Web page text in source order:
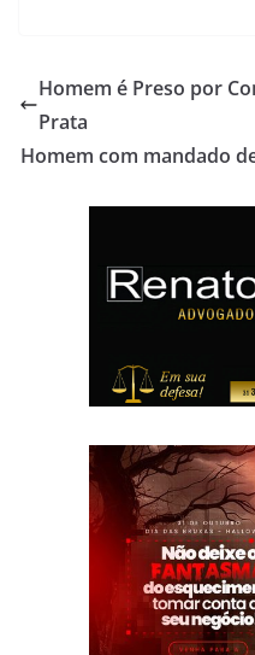
Homem é Preso por
Prata
Homem com mandado